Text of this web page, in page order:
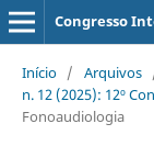
Congresso
Início / Arquivos
n. 12 (2025): 12º
Fonoaudiologia